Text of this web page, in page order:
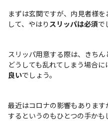
まずは玄関ですが、内見者様
して、やはり スリッパは必須で
スリッパ用意する際は、きちん
どうしても乱れてしまう場合に
良いでしょう。
最近はコロナの影響もありま
するというのもひとつの手かも